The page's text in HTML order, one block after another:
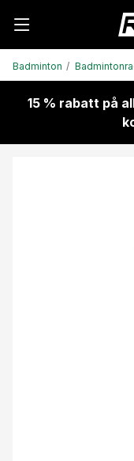
Badminton
15 % rabatt på